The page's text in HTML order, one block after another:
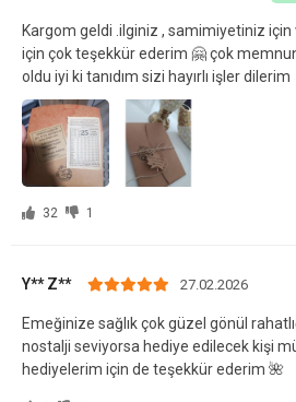
Kargom geldi .ilginiz , samimiyetiniz için
için çok teşekkür ederim 🤗 çok memnun
oldu iyi ki tanıdım sizi hayırlı işler dilerim
32 1
Y** Z** 27.02.2026
Emeğinize sağlık çok güzel gönül
nostalji seviyorsa hediye edilecek kişi
hediyelerim için de teşekkür ederim 🌺